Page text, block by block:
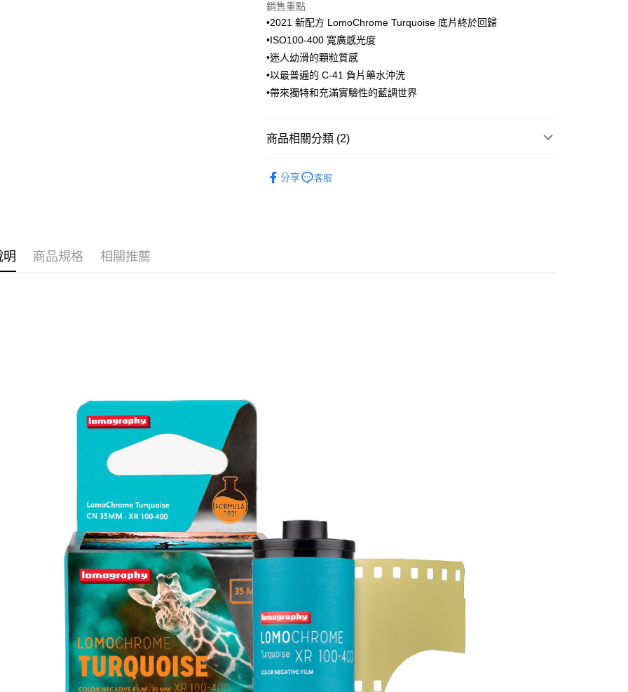
每筆NT$120，滿NT$1,000(含以上)免運費
黑貓宅配(離島)
每筆NT$250，滿NT$2,000(含以上)免運費
付款後門市自取
每筆NT$120，滿NT$1,000(含以上)免運費
銷售重點
•2021 新配方 LomoChrome Turquoise 底片終於回歸
•ISO100-400 寬廣感光度
•迷人幼滑的顆粒質感
•以最普遍的 C-41 負片藥水沖洗
•帶來獨特和充滿實驗性的藍調世界
商品相關分類 (2)
分享 客服
明 商品規格 相關推薦